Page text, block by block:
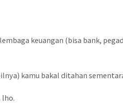
keuangan (bisa bank,
kamu bakal ditahan
lho.